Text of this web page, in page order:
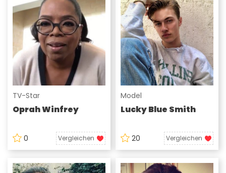
TV-Star
Oprah Winfrey
0 Vergleichen
Model
Lucky Blue Smith
20 Vergleichen